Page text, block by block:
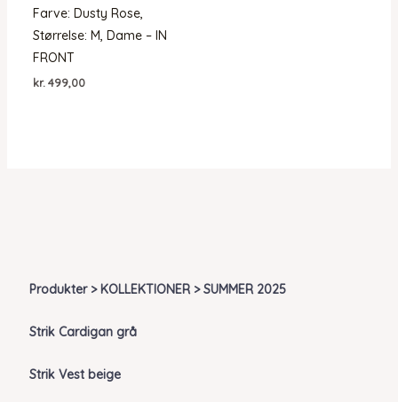
Produkter > KOLLEKTIONER > SUMMER 2025
Strik Cardigan grå
Strik Vest beige
Farve: Dusty Rose,
Størrelse: M, Dame – IN
FRONT
kr. 499,00